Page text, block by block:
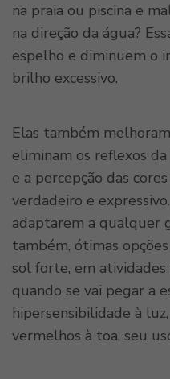
na praia ou piscina e
na direção da água?
espelho e diminuem o
brilho excessivo.
Elas também
eliminam os reflexos
e a percepção das
verdadeiro e
adaptarem a qualquer
também, ótimas
sol forte, em atividades
quando se vai pegar a
hipersensibilidade à
vermelhos à toa, seu